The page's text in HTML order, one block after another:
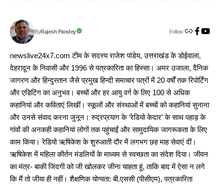
ByRajesh Pandey Follow:
newslive24x7.com टीम के सदस्य राजेश पांडेय, उत्तराखंड के डोईवाला,
देहरादून के निवासी और 1996 से पत्रकारिता का हिस्सा। अमर उजाला, दैनिक
जागरण और हिन्दुस्तान जैसे प्रमुख हिन्दी समाचार पत्रों में 20 वर्षों तक रिपोर्टिंग
और एडिटिंग का अनुभव। बच्चों और हर आयु वर्ग के लिए 100 से अधिक
कहानियां और कविताएं लिखीं। स्कूलों और संस्थाओं में बच्चों को कहानियां सुनाना
और उनसे संवाद करना जुनून। रुद्रप्रयाग के ‘रेडियो केदार’ के साथ पहाड़ के
गांवों की अनकही कहानियां लोगों तक पहुंचाईं और सामुदायिक जागरूकता के लिए
काम किया। रेडियो ऋषिकेश के शुरुआती दौर में लगभग छह माह सेवाएं दीं।
ऋषिकेश में महिला कीर्तन मंडलियों के माध्यम से स्वच्छता का संदेश दिया। जीवन
का मंत्र- बाकी जिंदगी को जी खोलकर जीना चाहता हूं, ताकि बाद में ऐसा न लगे
कि मैं तो जीया ही नहीं। शैक्षणिक योग्यता: बी.एससी (पीसीएम), पत्रकारिता